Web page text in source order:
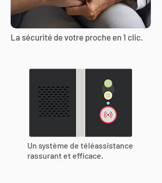
La sécurité de votre proche en 1 clic.
Un système de téléassistance
rassurant et efficace.